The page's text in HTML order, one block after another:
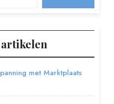
met Marktplaats